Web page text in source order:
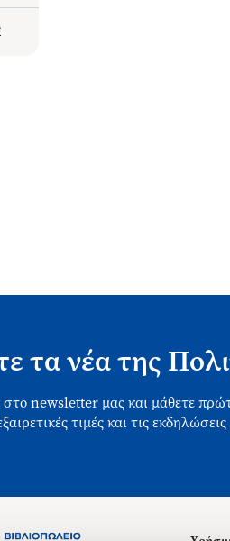
τα νέα της
newsletter μας και μάθετε
τιμές και τις